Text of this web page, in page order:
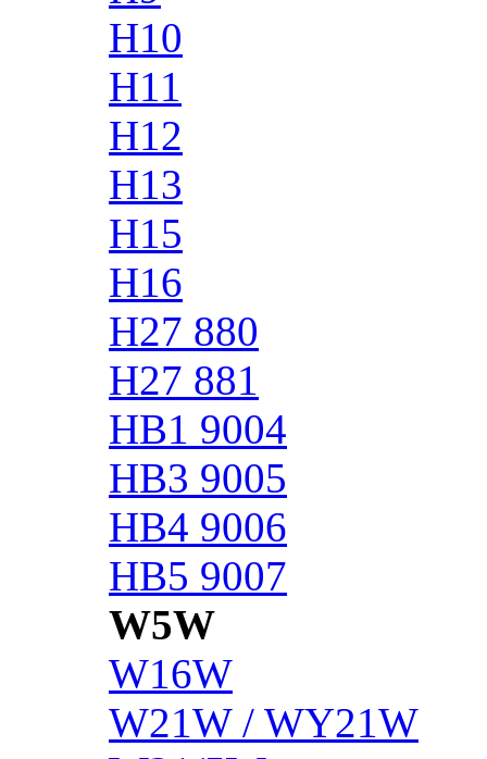
H10
H11
H12
H13
H15
H16
H27 880
H27 881
HB1 9004
HB3 9005
HB4 9006
HB5 9007
W5W
W16W
W21W / WY21W